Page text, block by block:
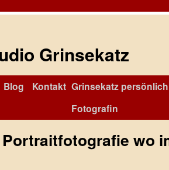
Grinsekatz
Blog Kontakt Grinsekatz
Fotografin
wo